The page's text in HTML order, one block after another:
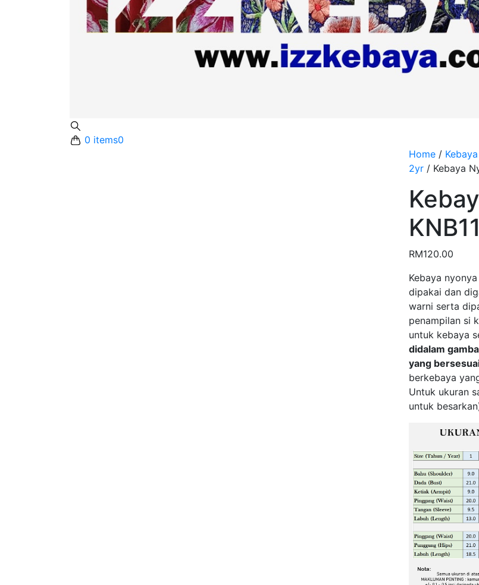
0 items0
Home /
2yr / Kebaya
RM120.00
Kebaya
dipakai dan
warni serta
penampilan si
untuk kebaya
didalam
yang
berkebaya
Untuk ukuran
untuk